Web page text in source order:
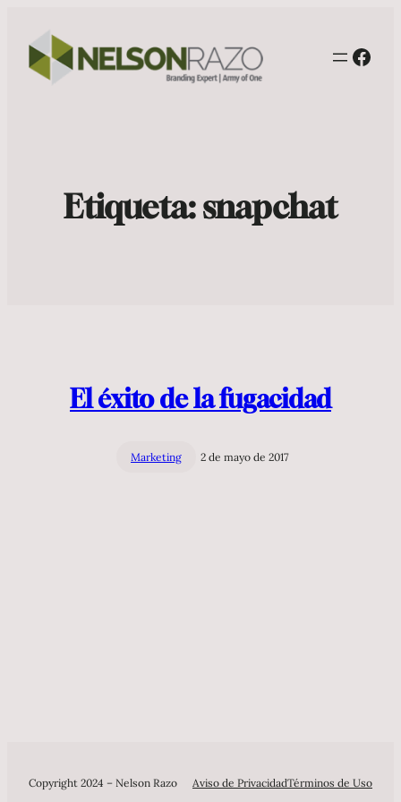
Etiqueta:snapchat
El éxito de la fugacidad
Marketing 2 de mayo de 2017
Copyright 2024 – Nelson Razo Aviso de PrivacidadTérminos de Uso